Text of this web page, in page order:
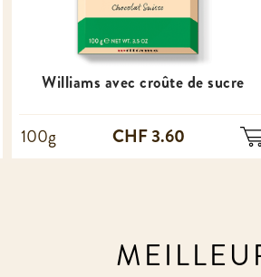
Williams avec croûte de sucre
100g CHF 3.60